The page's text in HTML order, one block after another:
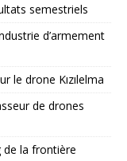
semestriels
d’armement
le drone Kızılelma
de drones
de la frontière